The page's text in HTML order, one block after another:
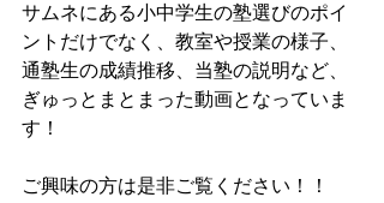
サムネにある小中学生の塾選びのポイ
ントだけでなく、教室や授業の様子、
通塾生の成績推移、当塾の説明など、
ぎゅっとまとまった動画となっていま
す！
ご興味の方は是非ご覧ください！！